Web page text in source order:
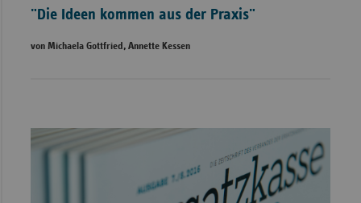
"Die Ideen kommen aus der Praxis"
von Michaela Gottfried, Annette Kessen